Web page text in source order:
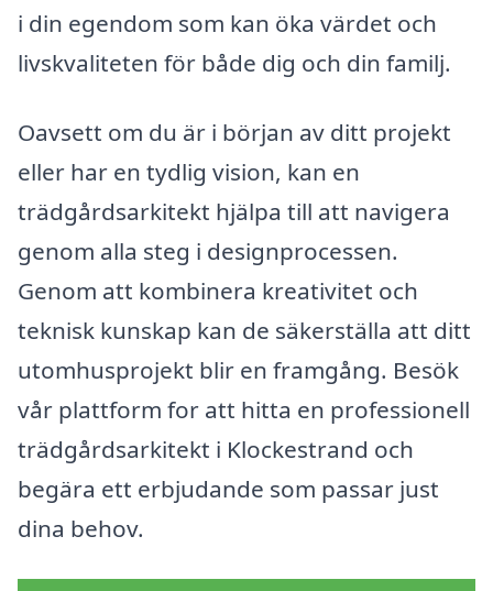
i din egendom som kan öka värdet och
livskvaliteten för både dig och din familj.
Oavsett om du är i början av ditt projekt
eller har en tydlig vision, kan en
trädgårdsarkitekt hjälpa till att navigera
genom alla steg i designprocessen.
Genom att kombinera kreativitet och
teknisk kunskap kan de säkerställa att ditt
utomhusprojekt blir en framgång. Besök
vår plattform for att hitta en professionell
trädgårdsarkitekt i Klockestrand och
begära ett erbjudande som passar just
dina behov.